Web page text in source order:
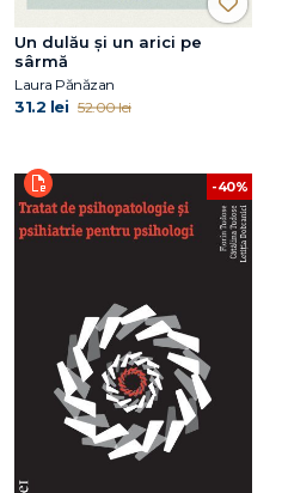
Un dulău și un arici pe
sârmă
Laura Pănăzan
31.2 lei 52.00 lei
-40%